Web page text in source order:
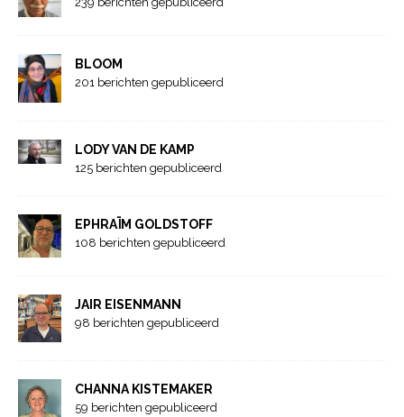
BLOOM
201 berichten gepubliceerd
LODY VAN DE KAMP
125 berichten gepubliceerd
EPHRAÏM GOLDSTOFF
108 berichten gepubliceerd
JAIR EISENMANN
98 berichten gepubliceerd
CHANNA KISTEMAKER
59 berichten gepubliceerd